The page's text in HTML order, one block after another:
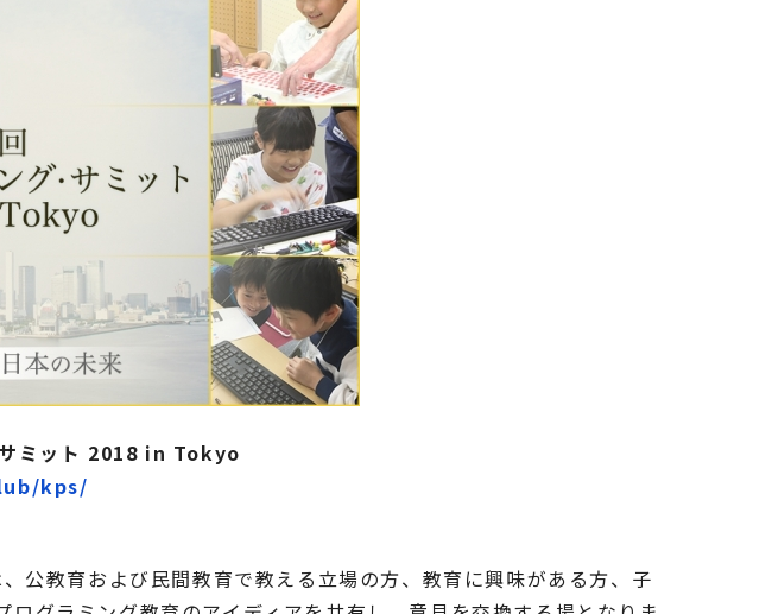
ミット 2018 in Tokyo
kps/
公教育および民間教育で教える立場の方、教育に興味がある方、子